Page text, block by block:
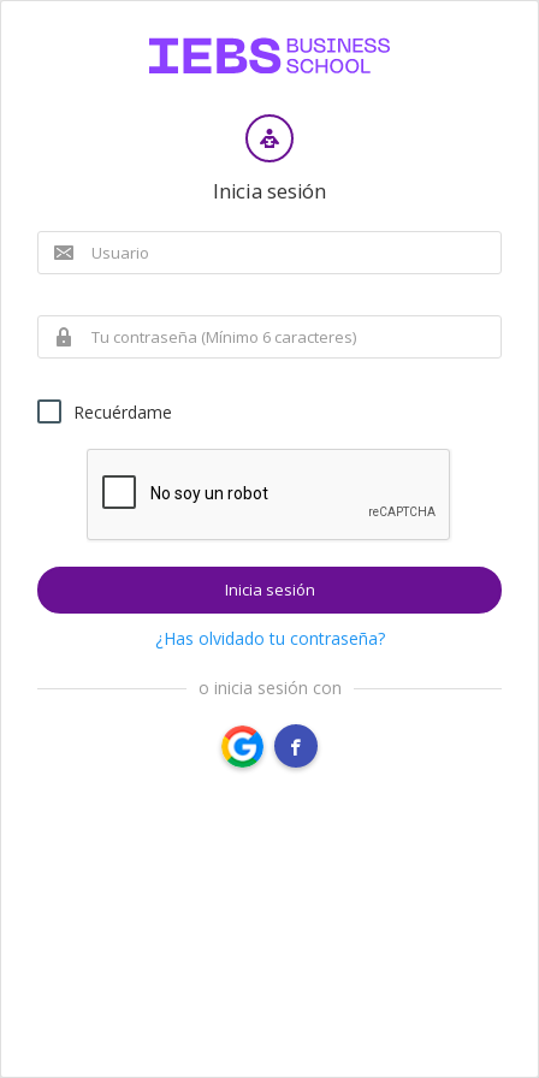
Inicia sesión
Recuérdame
Inicia sesión
¿Has olvidado tu contraseña?
o inicia sesión con